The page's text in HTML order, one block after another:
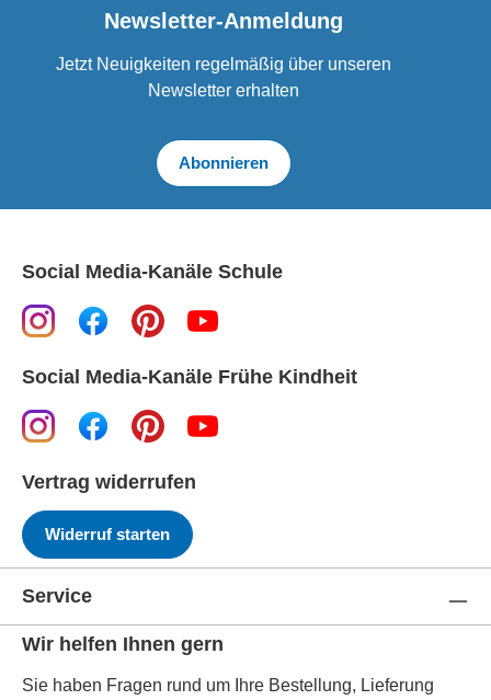
Newsletter-Anmeldung
Jetzt Neuigkeiten regelmäßig über unseren
Newsletter erhalten
Abonnieren
Social Media-Kanäle Schule
Social Media-Kanäle Frühe Kindheit
Vertrag widerrufen
Widerruf starten
Service
Wir helfen Ihnen gern
Sie haben Fragen rund um Ihre Bestellung, Lieferung